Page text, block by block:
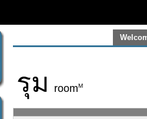
รุม roomM